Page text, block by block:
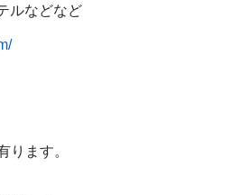
ルなどなど
ります。